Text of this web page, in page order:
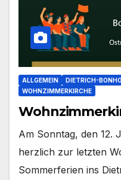
ALLGEMEIN DIETRICH-
WOHNZIMMERKIRCHE
Am Sonn­tag, den 12.
herz­lich zur letz­ten
Som­mer­fe­ri­en ins